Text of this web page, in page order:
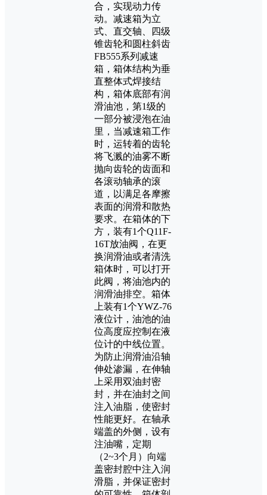
合，实现动力传
动。减速箱为立
式、直交轴、四级
锥齿轮和圆柱斜齿
FB555系列减速
箱，箱体结构为垂
直整体式焊接结
构，箱体底部有润
滑油池，第1级的
一部分被浸泡在油
里，当减速箱工作
时，运转着的齿轮
将飞溅的油雾不断
抛向齿轮的齿面和
各滚动轴承的滚
道，以满足各摩擦
表面的润滑和散热
要求。在箱体的下
方，装有1个Q11F-
16T放油阀，在更
换润滑油或者清洗
箱体时，可以打开
此阀，将油池内的
润滑油排空。箱体
上装有1个YWZ-76
液位计，油池的油
位高度应控制在液
位计的中线位置。
为防止润滑油沿轴
伸处渗漏，在伸轴
上采用双油封密
封，并在油封之间
注入油脂，使密封
性能更好。在轴承
端盖的外侧，设有
注油嘴，定期
（2~3个月）向端
盖密封腔中注入润
滑脂，并保证密封